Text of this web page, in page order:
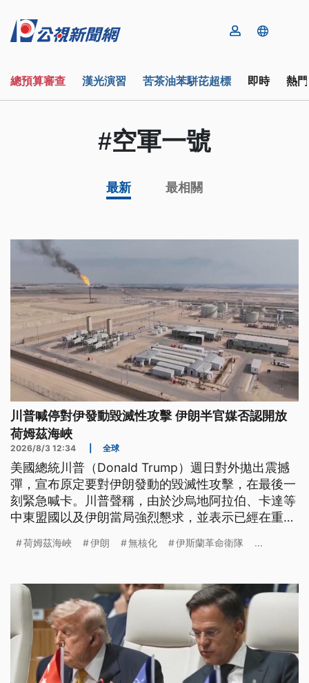
總預算審查 漢光演習 苦茶油苯駢芘超標 即時 熱
#空軍一號
最新 最相關
川普喊停對伊發動毀滅性攻擊 伊朗半官媒否認開放
荷姆茲海峽
2026/8/3 12:34 全球
美國總統川普（Donald Trump）週日對外拋出震撼
彈，宣布原定要對伊朗發動的毀滅性攻擊，在最後一
刻緊急喊卡。川普聲稱，由於沙烏地阿拉伯、卡達等
中東盟國以及伊朗當局強烈懇求，並表示已經在重新
才決定暫緩攻擊，雙方預計3日週一恢復談判。消息
即駁斥，強調荷姆茲海峽目前依然封鎖，沒有所謂的
全面開放。
荷姆茲海峽 伊朗 無核化 伊斯蘭革命衛隊 ...